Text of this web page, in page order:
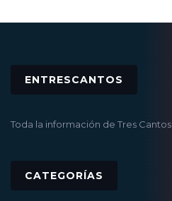
ENTRESCANTOS
Toda la información de Tres Cantos
CATEGORÍAS